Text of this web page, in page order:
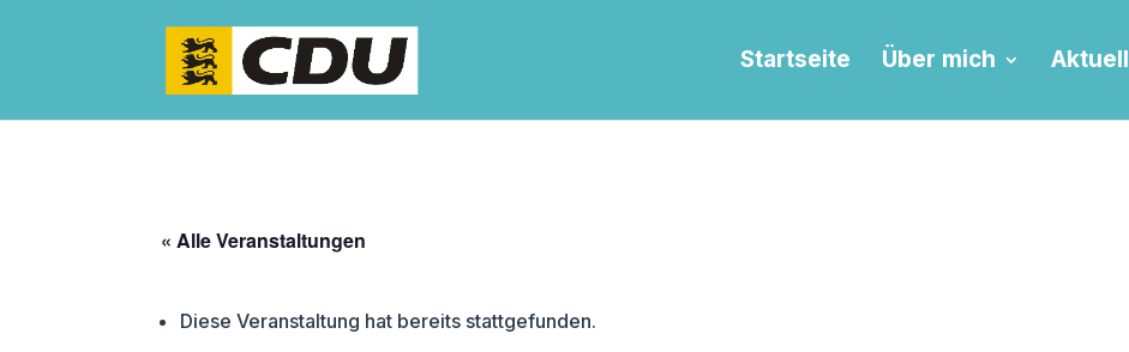
Startseite Über mich Aktuell
« Alle Veranstaltungen
Diese Veranstaltung hat bereits stattgefunden.